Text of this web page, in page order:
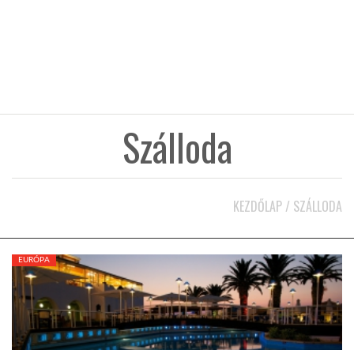
HÍR3D
TROPICALMAGAZIN
GLOBOTV
Szálloda
KEZDŐLAP / SZÁLLODA
EURÓPA